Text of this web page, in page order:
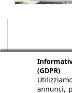
(GDPR)
annunci,